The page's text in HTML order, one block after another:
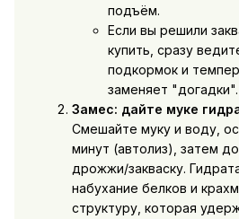
подъём.
Если вы решили
купить , сразу
подкормок и
заменяет "догадки".
Замес: дайте муке
Смешайте муку и воду,
минут (автолиз), затем
дрожжи/закваску.
набухание белков и
структуру, которая